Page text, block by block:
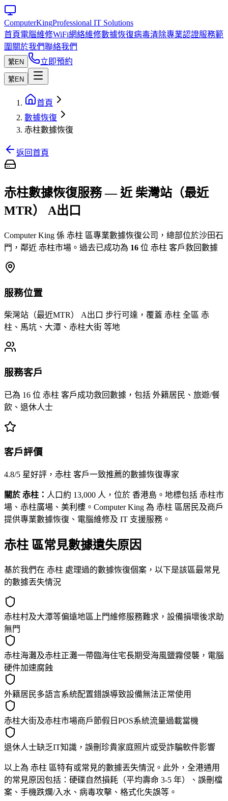
ComputerKingProfessional IT Solutions
首頁電腦維修WiFi網絡維修數據恢復病毒清除專業認證服務範
圍 關於我們聯絡我們
繁EN 立即預約
繁EN
首頁
數據恢復
赤柱數據恢復
返回首頁
赤柱數據恢復服務 — 近 柴灣站（最近
MTR） A出口
Computer King 係 赤柱 區專業數據恢復公司，總部位於沙田石
門，鄰近 赤柱市場。過去已成功為 16 位 赤柱 客戶救回數據
服務位置
柴灣站（最近MTR） A出口 步行可達，覆蓋 赤柱 全區 赤
柱、馬坑、大潭、赤柱大街 等地
服務客戶
已為 16 位 赤柱 客戶成功救回數據，包括 外籍居民、旅遊/餐
飲、退休人士
客戶評價
4.8/5 星好評，赤柱 客戶一致推薦的數據恢復專家
關於 赤柱： 人口約 13,000 人，位於 香港島。地標包括 赤柱市
場、赤柱廣場、美利樓。Computer King 為 赤柱 區居民及商戶
提供專業數據恢復、電腦維修及 IT 支援服務。
赤柱 區常見數據遺失原因
基於我們在 赤柱 處理過的數據恢復個案，以下是該區最常見
的數據丟失情況
赤柱村及大潭等偏遠地區上門維修服務難求，設備損壞後求助
無門
赤柱海灘及赤柱正灘一帶臨海住宅長期受海風鹽霧侵襲，電腦
硬件加速腐蝕
外籍居民多語言系統配置錯誤導致設備無法正常使用
赤柱大街及赤柱市場商戶節假日POS系統流量過載當機
退休人士缺乏IT知識，誤刪珍貴家庭照片或受詐騙軟件影響
以上為 赤柱 區特有或常見的數據丟失情況。此外，全港通用
的常見原因包括：硬碟自然損耗（平均壽命 3-5 年）、誤刪檔
案、手機跌爛/入水、病毒攻擊、格式化失誤等。